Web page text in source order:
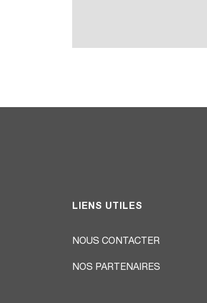
LIENS UTILES
NOUS CONTACTER
NOS PARTENAIRES